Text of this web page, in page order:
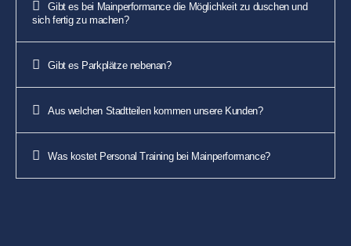
Gibt es bei Mainperformance die Möglichkeit zu duschen und
sich fertig zu machen?
Gibt es Parkplätze nebenan?
Aus welchen Stadtteilen kommen unsere Kunden?
Was kostet Personal Training bei Mainperformance?